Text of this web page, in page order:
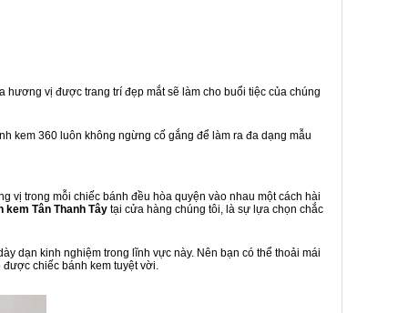
vị được trang trí đẹp mắt sẽ làm cho buổi tiệc của chúng
kem 360 luôn không ngừng cố gắng để làm ra đa dạng mẫu
trong mỗi chiếc bánh đều hòa quyện vào nhau một cách hài
kem Tân Thanh Tây tại cửa hàng chúng tôi, là sự lựa chọn chắc
dạn kinh nghiệm trong lĩnh vực này. Nên bạn có thể thoải mái
được chiếc bánh kem tuyệt vời.